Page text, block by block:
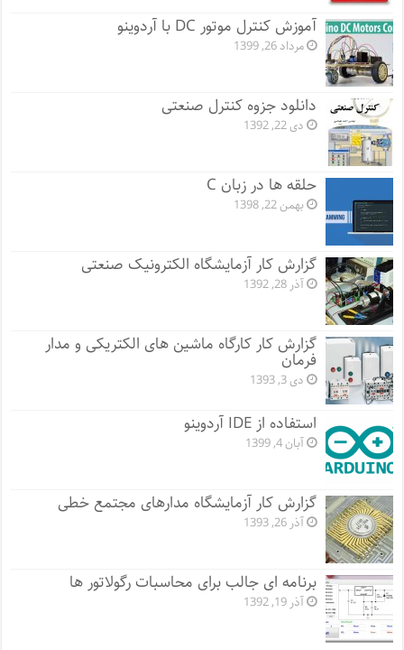
آموزش کنترل موتور DC با آردوینو
مرداد 26, 1399
دانلود جزوه کنترل صنعتی
دی 22, 1392
حلقه ها در زبان C
بهمن 22, 1398
گزارش کار آزمایشگاه الکترونیک صنعتی
آذر 28, 1392
گزارش کار کارگاه ماشین های الکتریکی و مدار
فرمان
دی 3, 1393
استفاده از IDE آردوینو
آبان 4, 1399
گزارش کار آزمایشگاه مدارهای مجتمع خطی
آذر 26, 1393
برنامه ای جالب برای محاسبات رگولاتور ها
آذر 19, 1392